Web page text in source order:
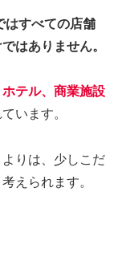
はすべての店舗
はありません。
テル、商業施設
います。
りは、少しこだ
えられます。